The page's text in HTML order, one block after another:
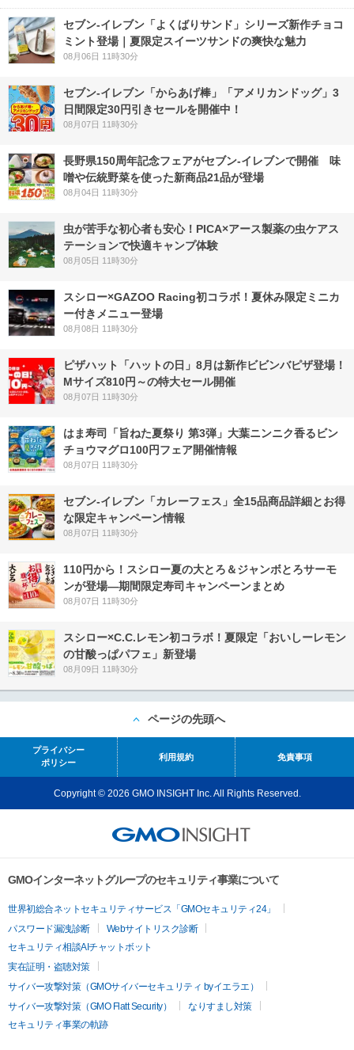
セブン‐イレブン「よくばりサンド」シリーズ新作チョコ
ミント登場｜夏限定スイーツサンドの爽快な魅力
08月06日 11時30分
セブン‐イレブン「からあげ棒」「アメリカンドッグ」3
日間限定30円引きセールを開催中！
08月07日 11時30分
長野県150周年記念フェアがセブン-イレブンで開催 味
噌や伝統野菜を使った新商品21品が登場
08月04日 11時30分
虫が苦手な初心者も安心！PICA×アース製薬の虫ケアス
テーションで快適キャンプ体験
08月05日 11時30分
スシロー×GAZOO Racing初コラボ！夏休み限定ミニカ
ー付きメニュー登場
08月08日 11時30分
ピザハット「ハットの日」8月は新作ビビンバピザ登場！
Mサイズ810円～の特大セール開催
08月07日 11時30分
はま寿司「旨ねた夏祭り 第3弾」大葉ニンニク香るビン
チョウマグロ100円フェア開催情報
08月07日 11時30分
セブン‐イレブン「カレーフェス」全15品商品詳細とお得
な限定キャンペーン情報
08月07日 11時30分
110円から！スシロー夏の大とろ＆ジャンボとろサーモ
ンが登場―期間限定寿司キャンペーンまとめ
08月07日 11時30分
スシロー×C.C.レモン初コラボ！夏限定「おいしーレモン
の甘酸っぱパフェ」新登場
08月09日 11時30分
ページの先頭へ
プライバシー
ポリシー
利用規約 免責事項
Copyright © 2026 GMO INSIGHT Inc. All Rights Reserved.
GMOインターネットグループのセキュリティ事業について
世界初総合ネットセキュリティサービス「GMOセキュリティ24」
パスワード漏洩診断
Webサイトリスク診断
セキュリティ相談AIチャットボット
実在証明・盗聴対策
サイバー攻撃対策（GMOサイバーセキュリティ byイエラエ）
サイバー攻撃対策（GMO Flatt Security）
なりすまし対策
セキュリティ事業の軌跡